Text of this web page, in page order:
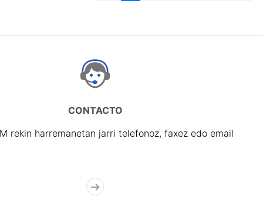
CONTACTO
rekin harremanetan jarri telefonoz, faxez edo email